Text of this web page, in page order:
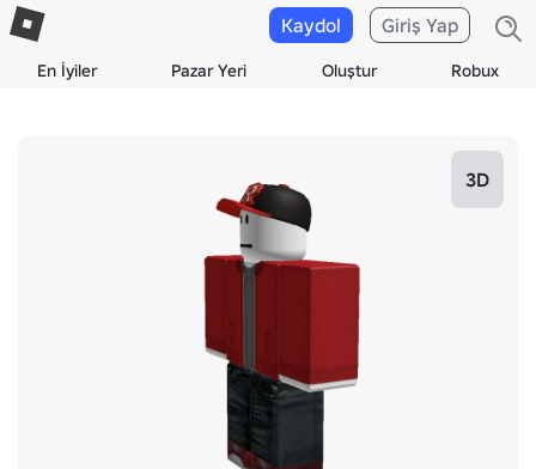
En İyiler Pazar Yeri Oluştur Robux
Kaydol Giriş Yap
3D